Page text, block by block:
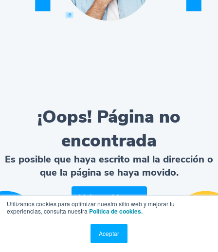
Utilizamos cookies para optimizar nuestro sitio web y mejorar tu
experiencias, consulta nuestra Política de cookies.
Aceptar
¡Oops! Página no
encontrada
Es posible que haya escrito mal la dirección o
que la página se haya movido.
Volver al home